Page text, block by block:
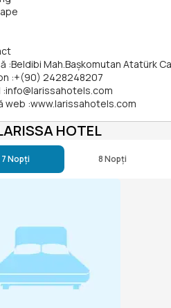
:Beldibi Mah.Başkomutan Atatürk
:+(90) 2428248207
:info@larissahotels.com
web :www.larissahotels.com
HOTEL
7 Nopți 8 Nopți